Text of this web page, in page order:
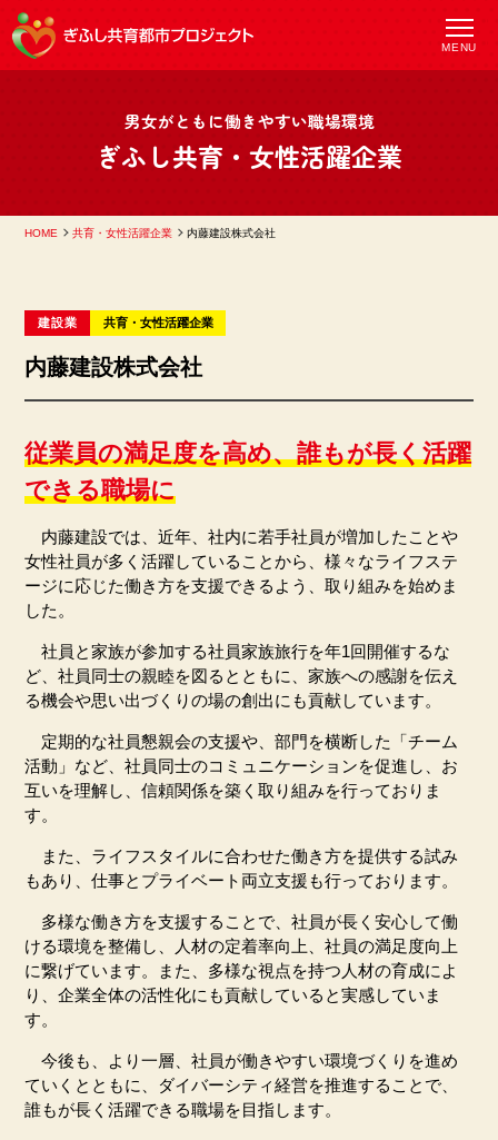
男女がともに働きやすい職場環境
ぎふし共育・女性活躍企業
HOME 共育・女性活躍企業 内藤建設株式会社
建設業 共育 女性活躍企業
内藤建設株式会社
従業員の満足度を高め、誰もが長く活躍
できる職場に
内藤建設では、近年、社内に若手社員が増加したことや
女性社員が多く活躍していることから、様々なライフステ
ージに応じた働き方を支援できるよう、取り組みを始めま
した。
社員と家族が参加する社員家族旅行を年1回開催するな
ど、社員同士の親睦を図るとともに、家族への感謝を伝え
る機会や思い出づくりの場の創出にも貢献しています。
定期的な社員懇親会の支援や、部門を横断した「チーム
活動」など、社員同士のコミュニケーションを促進し、お
互いを理解し、信頼関係を築く取り組みを行っておりま
す。
また、ライフスタイルに合わせた働き方を提供する試み
もあり、仕事とプライベート両立支援も行っております。
多様な働き方を支援することで、社員が長く安心して働
ける環境を整備し、人材の定着率向上、社員の満足度向上
に繋げています。また、多様な視点を持つ人材の育成によ
り、企業全体の活性化にも貢献していると実感していま
す。
今後も、より一層、社員が働きやすい環境づくりを進め
ていくとともに、ダイバーシティ経営を推進することで、
誰もが長く活躍できる職場を目指します。
MENU